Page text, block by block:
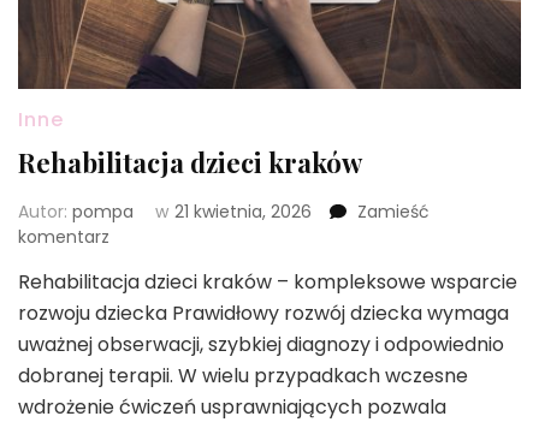
Inne
Rehabilitacja dzieci kraków
Autor: pompa w 21 kwietnia, 2026
Zamieść
komentarz
Rehabilitacja
dzieci
kraków
Rehabilitacja dzieci kraków – kompleksowe wsparcie
rozwoju dziecka Prawidłowy rozwój dziecka wymaga
uważnej obserwacji, szybkiej diagnozy i odpowiednio
dobranej terapii. W wielu przypadkach wczesne
wdrożenie ćwiczeń usprawniających pozwala